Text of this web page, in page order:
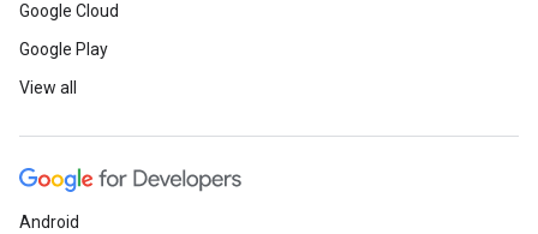
Google Cloud
Google Play
View all
Android